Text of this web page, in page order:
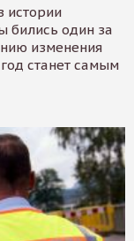
истории
бились один за
изменения
станет самым